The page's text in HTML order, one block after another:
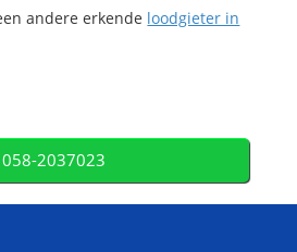
andere erkende loodgieter in
058-2037023